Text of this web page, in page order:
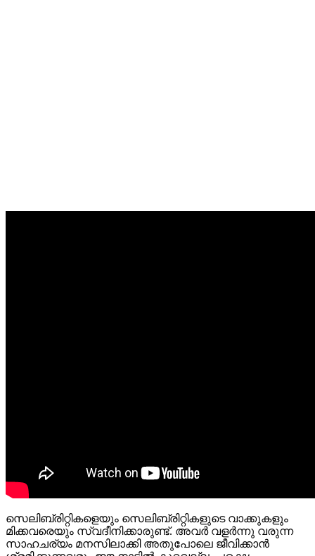
സെലിബ്രിറ്റികളെയും സെലിബ്രിറ്റികളുടെ വാക്കുകളും
മിക്കവരെയും സ്വദീനിക്കാരുണ്ട്. അവര്‍ വളര്‍ന്നു വരുന്ന
സാഹചര്യം മനസിലാക്കി അതുപോലെ ജീവിക്കാന്‍